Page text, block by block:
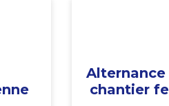
chantier